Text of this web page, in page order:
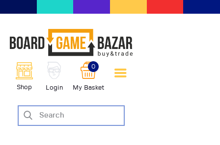
Shop Login My Basket
0
scambio giochi da tavolo
BoardGameBazar
SHOP
VENDI